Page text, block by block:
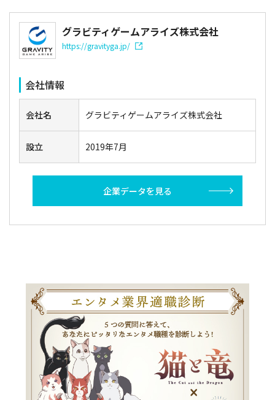
グラビティゲームアライズ株式会社
https://gravityga.jp/
会社情報
会社名 グラビティゲームアライズ株式会社
設立 2019年7月
企業データを見る